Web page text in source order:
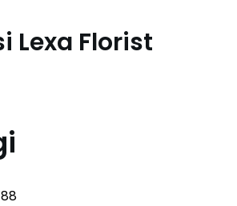
Lexa Florist